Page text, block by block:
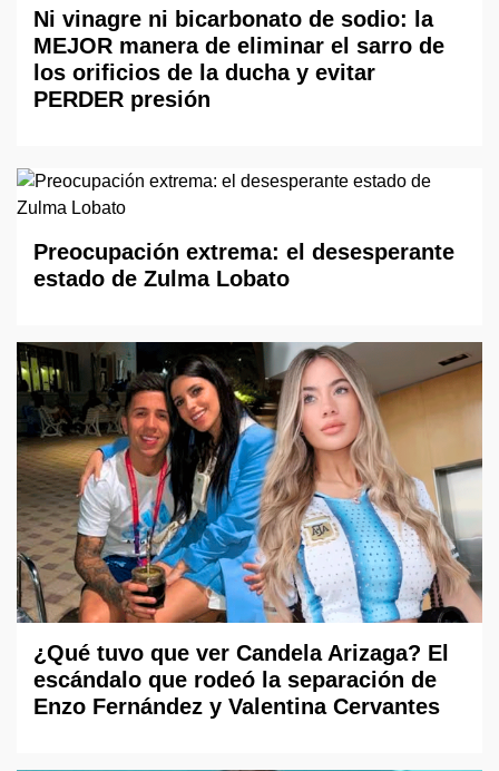
Ni vinagre ni bicarbonato de sodio: la
MEJOR manera de eliminar el sarro de
los orificios de la ducha y evitar
PERDER presión
Preocupación extrema: el desesperante
estado de Zulma Lobato
¿Qué tuvo que ver Candela Arizaga? El
escándalo que rodeó la separación de
Enzo Fernández y Valentina Cervantes